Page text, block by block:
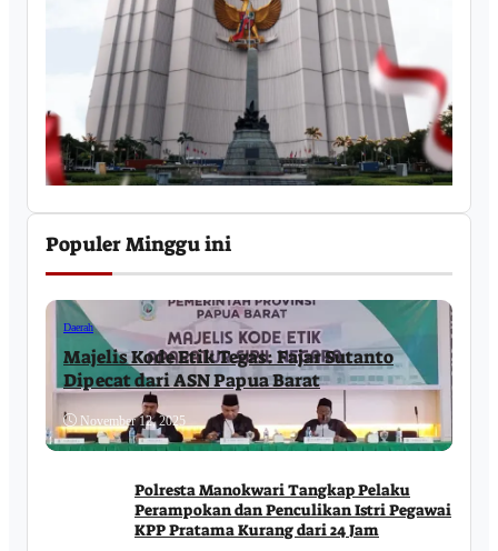
Populer Minggu ini
Daerah
Majelis Kode Etik Tegas: Fajar Sutanto
Dipecat dari ASN Papua Barat
November 12, 2025
Polresta Manokwari Tangkap Pelaku
Perampokan dan Penculikan Istri Pegawai
KPP Pratama Kurang dari 24 Jam